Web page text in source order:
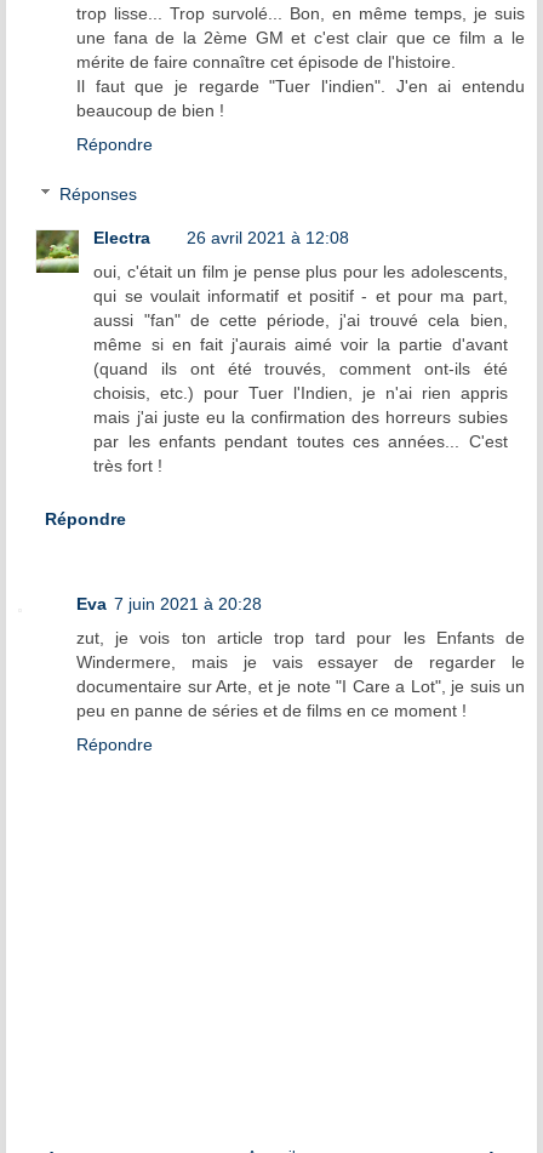
trop lisse... Trop survolé... Bon, en même temps, je suis
une fana de la 2ème GM et c'est clair que ce film a le
mérite de faire connaître cet épisode de l'histoire.
Il faut que je regarde "Tuer l'indien". J'en ai entendu
beaucoup de bien !
Répondre
Réponses
Electra
26 avril 2021 à 12:08
oui, c'était un film je pense plus pour les adolescents,
qui se voulait informatif et positif - et pour ma part,
aussi "fan" de cette période, j'ai trouvé cela bien,
même si en fait j'aurais aimé voir la partie d'avant
(quand ils ont été trouvés, comment ont-ils été
choisis, etc.) pour Tuer l'Indien, je n'ai rien appris
mais j'ai juste eu la confirmation des horreurs subies
par les enfants pendant toutes ces années... C'est
très fort !
Répondre
Eva 7 juin 2021 à 20:28
zut, je vois ton article trop tard pour les Enfants de
Windermere, mais je vais essayer de regarder le
documentaire sur Arte, et je note "I Care a Lot", je suis un
peu en panne de séries et de films en ce moment !
Répondre